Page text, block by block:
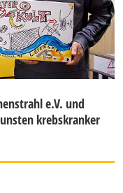
e.V. und
krebskranker